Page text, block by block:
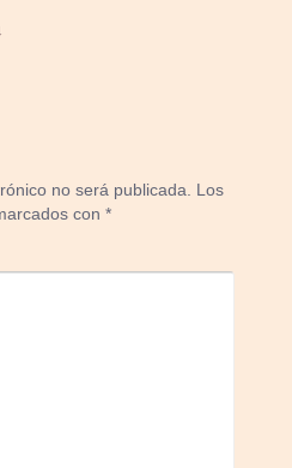
no será publicada. Los
con*